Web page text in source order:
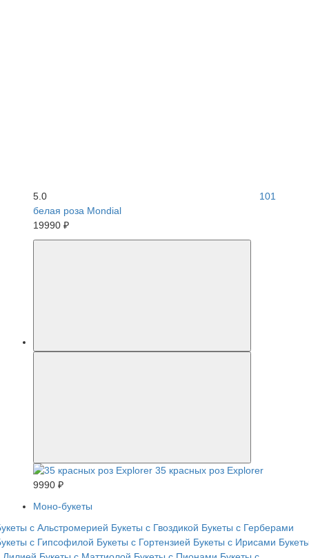
5.0
101
белая роза Mondial
19990 ₽
35 красных роз Explorer
9990 ₽
Моно-букеты
с Альстромерией Букеты с Гвоздикой Букеты с Герберами
с Гипсофилой Букеты с Гортензией Букеты с Ирисами